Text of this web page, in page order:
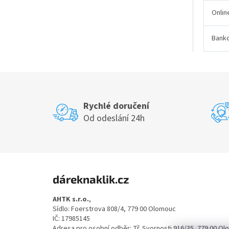
Rychlé doručení
Od odeslání 24h
dáreknaklik.cz
AHTK s.r.o.,
Sídlo: Foerstrova 808/4, 779 00 Olomouc
IČ: 17985145